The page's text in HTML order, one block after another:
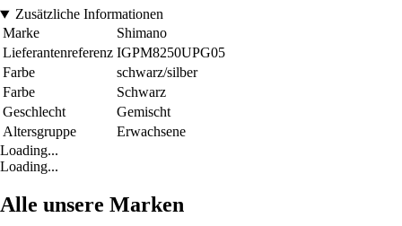
Zusätzliche Informationen
Marke
Shimano
Lieferantenreferenz IGPM8250UPG05
Farbe
schwarz/silber
Farbe
Schwarz
Geschlecht
Gemischt
Altersgruppe
Erwachsene
Loading...
Loading...
Alle unsere Marken